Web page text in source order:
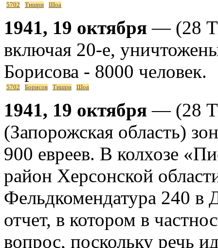
5702 Тишри Шоа
1941, 19 октября — (28
включая 20-е,
Борисова - 8000 человек.
5702 Борисов Тишри Шоа
1941, 19 октября — (28
(Запорожская область)
900 евреев. В колхозе
район Херсонской
Фельдкомендатура 240 в
отчет, в котором в
вопрос, поскольку речь